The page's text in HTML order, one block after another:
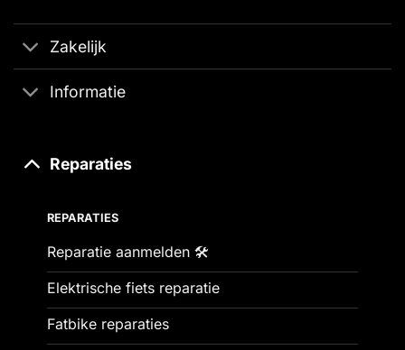
Zakelijk
Informatie
Reparaties
REPARATIES
Reparatie aanmelden 🛠️
Elektrische fiets reparatie
Fatbike reparaties